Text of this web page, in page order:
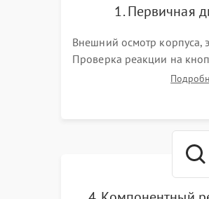
1. Первичная
Внешний осмотр корпуса,
Проверка реакции на
подключение зарядного